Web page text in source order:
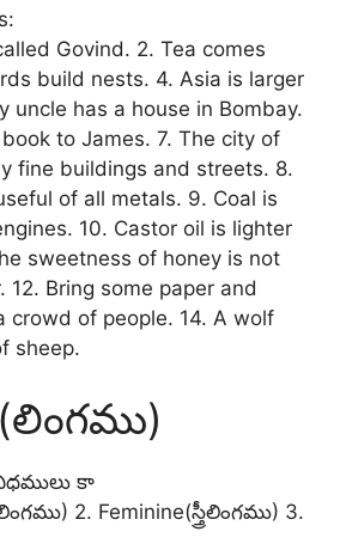
Govind. 2. Tea comes
build nests. 4. Asia is larger
uncle has a house in Bombay.
to James. 7. The city of
fine buildings and streets. 8.
of all metals. 9. Coal is
10. Castor oil is lighter
sweetness of honey is not
12. Bring some paper and
crowd of people. 14. A wolf
sheep.
కా
2. Feminine(స్త్రీలింగము) 3.